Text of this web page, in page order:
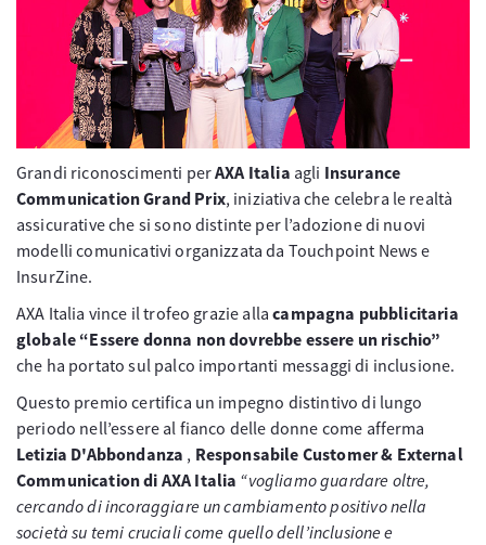
Grandi riconoscimenti perAXA Italia agli Insurance
Communication Grand Prix, iniziativa che celebra le realtà
assicurative che si sono distinte per l’adozione di nuovi
modelli comunicativi organizzata da Touchpoint News e
InsurZine.
AXA Italia vince il trofeo grazie allacampagna pubblicitaria
globale “Essere donna non dovrebbe essere un rischio”
che ha portato sul palco importanti messaggi di inclusione.
Questo premio certifica un impegno distintivo di lungo
periodo nell’essere al fianco delle donne come afferma
Letizia D'Abbondanza , Responsabile Customer & External
Communication di AXA Italia “vogliamo guardare oltre,
cercando di incoraggiare un cambiamento positivo nella
società su temi cruciali come quello dell’inclusione e